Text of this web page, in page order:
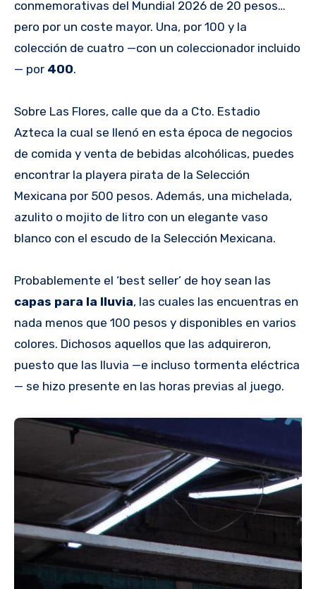
conmemorativas del Mundial 2026 de 20 pesos…
pero por un coste mayor. Una, por 100 y la
colección de cuatro —con un coleccionador incluido
— por 400.
Sobre Las Flores, calle que da a Cto. Estadio
Azteca la cual se llenó en esta época de negocios
de comida y venta de bebidas alcohólicas, puedes
encontrar la playera pirata de la Selección
Mexicana por 500 pesos. Además, una michelada,
azulito o mojito de litro con un elegante vaso
blanco con el escudo de la Selección Mexicana.
Probablemente el ‘best seller’ de hoy sean las
capas para la lluvia, las cuales las encuentras en
nada menos que 100 pesos y disponibles en varios
colores. Dichosos aquellos que las adquireron,
puesto que las lluvia —e incluso tormenta eléctrica
— se hizo presente en las horas previas al juego.